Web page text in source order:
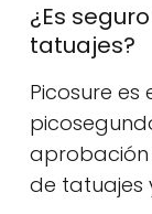
¿Es
tatuajes?
Picosure
aprobación
de tatuajes